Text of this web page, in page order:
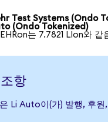
Test Systems (Ondo
(Ondo Tokenized)
는 7.7821 LIon와 같
항
Li Auto이(가) 발행, 후